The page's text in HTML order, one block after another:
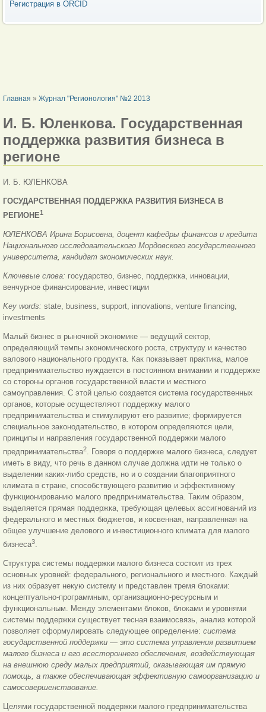
Регистрация в ORCID
ВЫ ЗДЕСЬ
Главная » Журнал "Регионология" №2 2013
И. Б. Юленкова. Государственная
поддержка развития бизнеса в
регионе
И. Б. ЮЛЕНКОВА
ГОСУДАРСТВЕННАЯ ПОДДЕРЖКА РАЗВИТИЯ БИЗНЕСА В
РЕГИОНЕ1
ЮЛЕНКОВА Ирина Борисовна, доцент кафедры финансов и кредита
Национального исследовательского Мордовского государственного
университета, кандидат экономических наук.
Ключевые слова: государство, бизнес, поддержка, инновации,
венчурное финансирование, инвестиции
Key words: state, business, support, innovations, venture financing,
investments
Малый бизнес в рыночной экономике — ведущий сектор,
определяющий темпы экономического роста, структуру и качество
валового национального продукта. Как показывает практика, малое
предпринимательство нуждается в постоянном внимании и поддержке
со стороны органов государственной власти и местного
самоуправления. С этой целью создается система государственных
органов, которые осуществляют поддержку малого
предпринимательства и стимулируют его развитие; формируется
специальное законодательство, в котором определяются цели,
принципы и направления государственной поддержки малого
предпринимательства2. Говоря о поддержке малого бизнеса, следует
иметь в виду, что речь в данном случае должна идти не только о
выделении каких-либо средств, но и о создании благоприятного
климата в стране, способствующего развитию и эффективному
функционированию малого предпринимательства. Таким образом,
выделяется прямая поддержка, требующая целевых ассигнований из
федерального и местных бюджетов, и косвенная, направленная на
общее улучшение делового и инвестиционного климата для малого
бизнеса3.
Структура системы поддержки малого бизнеса состоит из трех
основных уровней: федерального, регионального и местного. Каждый
из них образует некую систему и представлен тремя блоками:
концептуально-программным, организационно-ресурсным и
функциональным. Между элементами блоков, блоками и уровнями
системы поддержки существует тесная взаимосвязь, анализ которой
позволяет сформулировать следующее определение: система
государственной поддержки — это система управления развитием
малого бизнеса и его всестороннего обеспечения, воздействующая
на внешнюю среду малых предприятий, оказывающая им прямую
помощь, а также обеспечивающая эффективную самоорганизацию и
самосовершенствование.
Целями государственной поддержки малого предпринимательства